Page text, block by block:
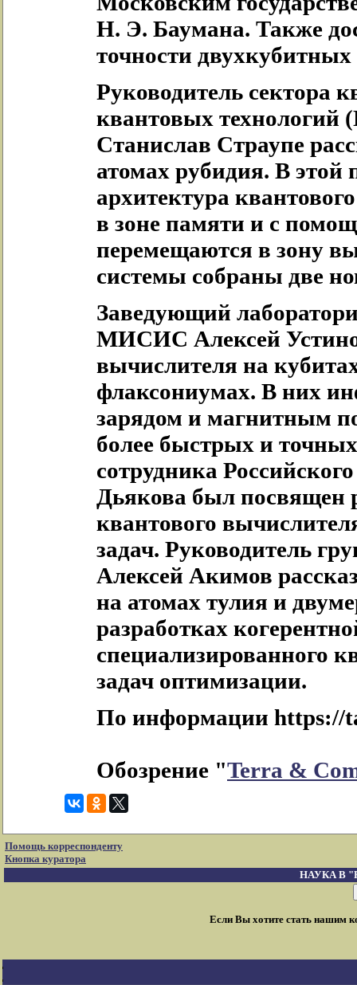
Н. Э. Баумана. Также
точности
Руководитель сектора
квантовых
Станислав Страупе
атомах рубидия. В этой
архитектура
в зоне памяти и с
перемещаются в зону
системы собраны две
Заведующий
МИСИС Алексей
вычислителя на
флаксониумах. В них
зарядом и магнитным
более быстрых и
сотрудника
Дьякова был посвящен
квантового
задач. Руководитель
Алексей Акимов
на атомах тулия и
разработках
специализированного
задач оптимизации.
По информации https://
Обозрение "Terra &
Помощь корреспонденту
Кнопка куратора
НАУКА В
Если Вы хотите стать нашим